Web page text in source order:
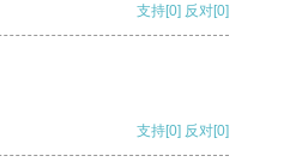
支持[0] 反对[0]
支持[0] 反对[0]